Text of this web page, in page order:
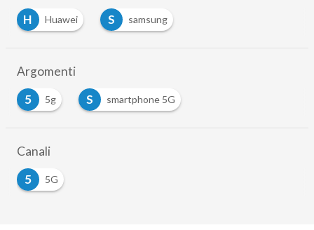
H
Huawei S samsung
Argomenti
5
5g S smartphone 5G
Canali
5
5G